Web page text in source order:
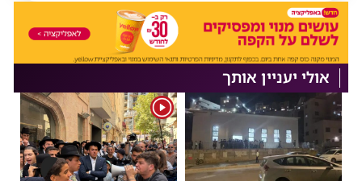
אולי יעניין אותך
1